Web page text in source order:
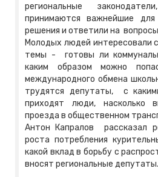
региональные
принимаются важнейшие для
решения и ответили на
Молодых людей интересовали
темы - готовы ли
каким образом можно
международного обмена
трудятся депутаты, с
приходят люди, насколько
проезда в общественном
Антон Капралов рассказал
роста потребления
какой вклад в борьбу с
вносят региональные депутаты.